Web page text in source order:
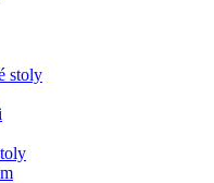
stoly